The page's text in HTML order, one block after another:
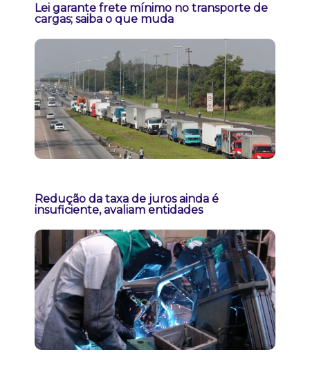
Lei garante frete mínimo no transporte de
cargas; saiba o que muda
Redução da taxa de juros ainda é
insuficiente, avaliam entidades